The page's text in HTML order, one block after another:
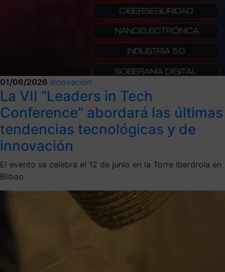
01/06/2026 Innovación
La VII “Leaders in Tech
Conference” abordará las últimas
tendencias tecnológicas y de
innovación
El evento se celebra el 12 de junio en la Torre Iberdrola en
Bilbao